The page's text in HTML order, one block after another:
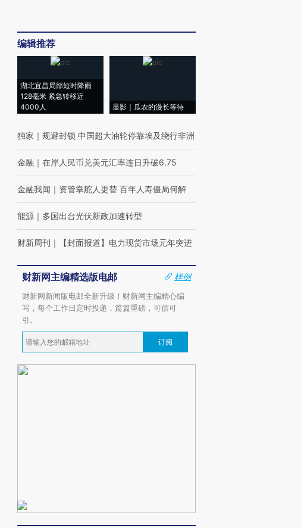
编辑推荐
湖北宜昌局部短时降雨
128毫米 紧急转移近
4000人
显影｜瓜农的漫长等待
独家 ｜ 规避封锁 中国超大油轮停靠埃及绕行非洲
金融 ｜ 在岸人民币兑美元汇率连日升破6.75
金融我闻 ｜ 资管掌舵人更替 百年人寿僵局何解
能源 ｜ 多国出台光伏新政加速转型
财新周刊 ｜ 【封面报道】电力现货市场元年突进
财新网主编精选版电邮
样例
财新网新闻版电邮全新升级！财新网主编精心编
写，每个工作日定时投递，篇篇重磅，可信可
引。
订阅